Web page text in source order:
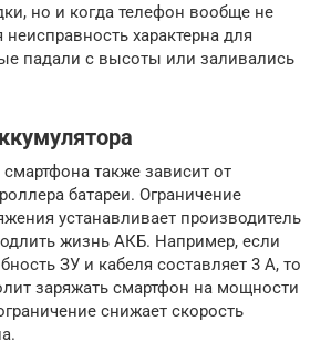
но и когда телефон вообще не
неисправность характерна для
падали с высоты или заливались
также зависит от
батареи. Ограничение
устанавливает производитель
жизнь АКБ. Например, если
ЗУ и кабеля составляет 3 А, то
заряжать смартфон на мощности
снижает скорость